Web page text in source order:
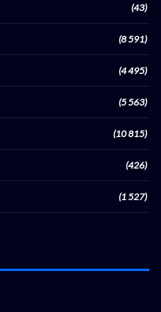
(43)
(8 591)
(4 495)
(5 563)
(10 815)
(426)
(1 527)